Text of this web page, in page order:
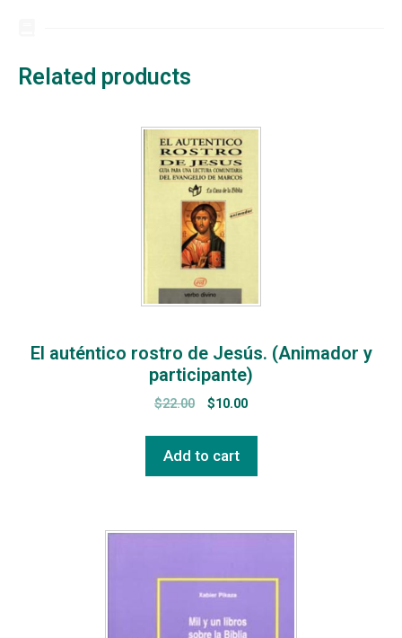
Related products
El auténtico rostro de Jesús. (Animador y
participante)
$22.00 $10.00
Add to cart